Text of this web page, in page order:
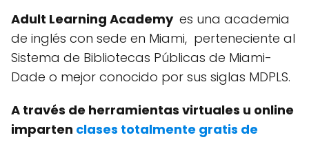
Adult Learning Academy es una academia
de inglés con sede en Miami, perteneciente al
Sistema de Bibliotecas Públicas de Miami-
Dade o mejor conocido por sus siglas MDPLS.
A través de herramientas virtuales u online
imparten clases totalmente gratis de